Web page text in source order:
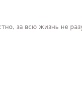
за всю жизнь не